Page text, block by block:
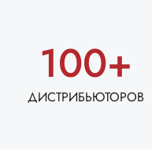
100+
ДИСТРИБЬЮТОРОВ